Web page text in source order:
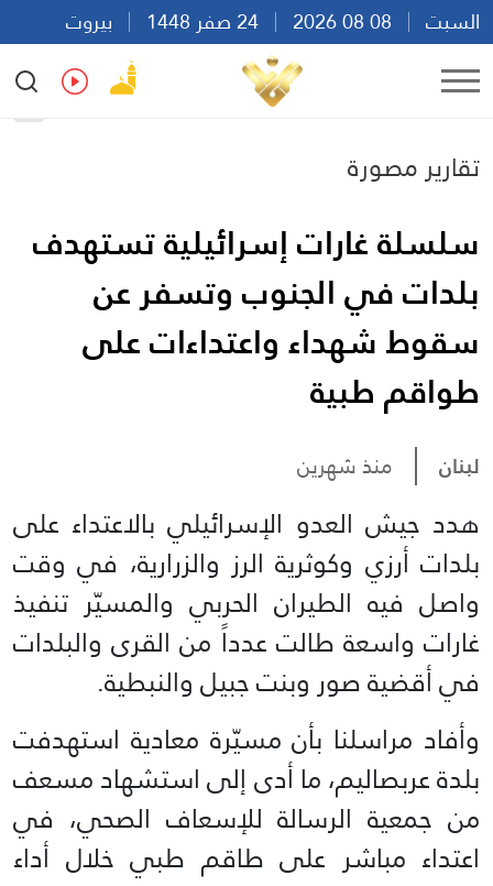
السبت
بيروت
00:27
Ar
تقارير مصورة
سلسلة غارات إسرائيلية تستهدف
بلدات في الجنوب وتسفر عن
سقوط شهداء واعتداءات على
طواقم طبية
لبنان منذ شهرين
هدد جيش العدو الإسرائيلي بالاعتداء على
بلدات أرزي وكوثرية الرز والزرارية، في وقت
واصل فيه الطيران الحربي والمسيّر تنفيذ
غارات واسعة طالت عدداً من القرى والبلدات
في أقضية صور وبنت جبيل والنبطية.
وأفاد مراسلنا بأن مسيّرة معادية استهدفت
بلدة عربصاليم، ما أدى إلى استشهاد مسعف
من جمعية الرسالة للإسعاف الصحي، في
اعتداء مباشر على طاقم طبي خلال أداء